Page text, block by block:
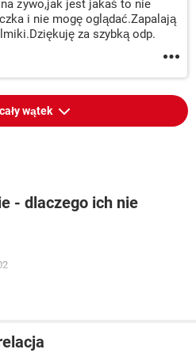
żywo,jak jest jakaś to nie
i nie mogę oglądać.Zapalają
za szybką odp.
wątek
- dlaczego ich nie